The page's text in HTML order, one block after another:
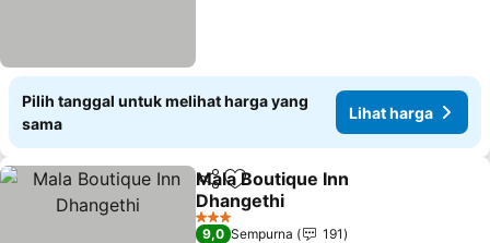
Pilih tanggal untuk melihat harga yang
sama
Lihat harga
BagikanTambahkan ke favorit
Mala Boutique Inn
Dhangethi
Lihat harga
3 Bintang
9,0 Sempurna
191